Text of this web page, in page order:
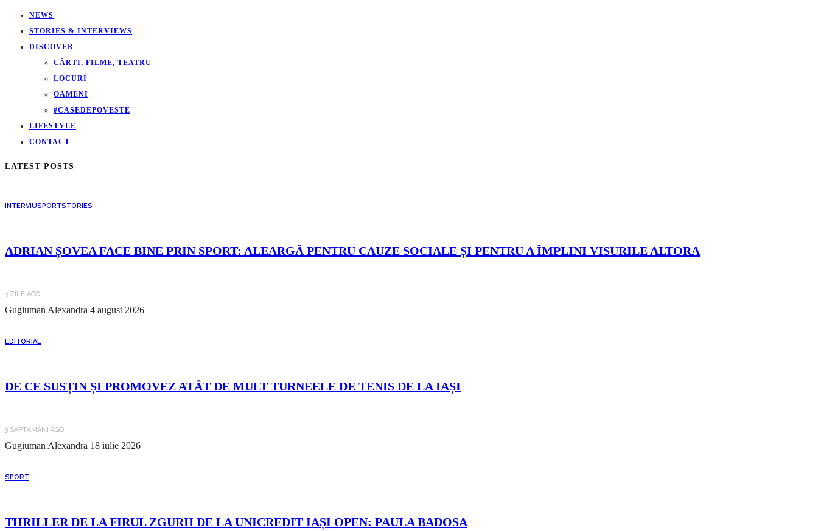
NEWS
STORIES & INTERVIEWS
DISCOVER
CĂRTI, FILME, TEATRU
LOCURI
OAMENI
#CASEDEPOVESTE
LIFESTYLE
CONTACT
LATEST POSTS
INTERVIUSPORTSTORIES
ADRIAN ȘOVEA FACE BINE PRIN SPORT: ALEARGĂ PENTRU CAUZE SOCIALE ȘI PENTRU A ÎMPLINI VISURILE ALTORA
3 ZILE AGO
Gugiuman Alexandra 4 august 2026
EDITORIAL
DE CE SUSȚIN ȘI PROMOVEZ ATÂT DE MULT TURNEELE DE TENIS DE LA IAȘI
3 SĂPTĂMÂNI AGO
Gugiuman Alexandra 18 iulie 2026
SPORT
THRILLER DE LA FIRUL ZGURII DE LA UNICREDIT IAȘI OPEN: PAULA BADOSA